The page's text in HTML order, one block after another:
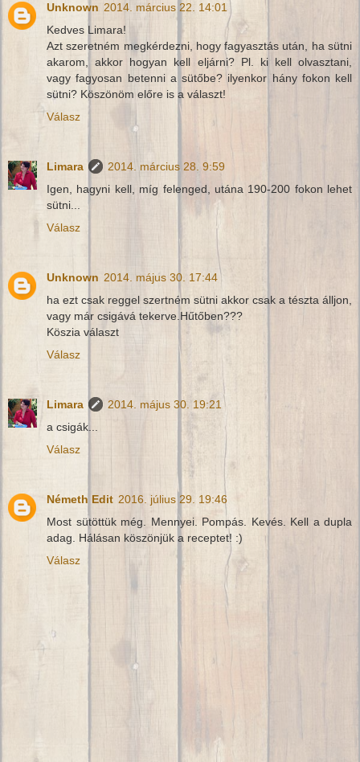
Unknown 2014. március 22. 14:01
Kedves Limara!
Azt szeretném megkérdezni, hogy fagyasztás után, ha sütni
akarom, akkor hogyan kell eljárni? Pl. ki kell olvasztani,
vagy fagyosan betenni a sütőbe? ilyenkor hány fokon kell
sütni? Köszönöm előre is a választ!
Válasz
Limara
2014. március 28. 9:59
Igen, hagyni kell, míg felenged, utána 190-200 fokon lehet
sütni...
Válasz
Unknown 2014. május 30. 17:44
ha ezt csak reggel szertném sütni akkor csak a tészta álljon,
vagy már csigává tekerve.Hűtőben???
Köszia választ
Válasz
Limara
2014. május 30. 19:21
a csigák...
Válasz
Németh Edit 2016. július 29. 19:46
Most sütöttük még. Mennyei. Pompás. Kevés. Kell a dupla
adag. Hálásan köszönjük a receptet! :)
Válasz